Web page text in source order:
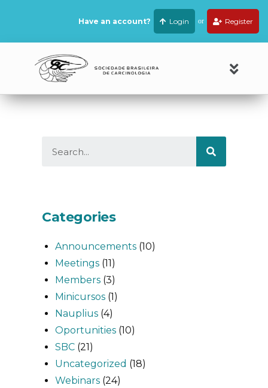
Have an account? Login or Register
Categories
Announcements (10)
Meetings (11)
Members (3)
Minicursos (1)
Nauplius (4)
Oportunities (10)
SBC (21)
Uncategorized (18)
Webinars (24)